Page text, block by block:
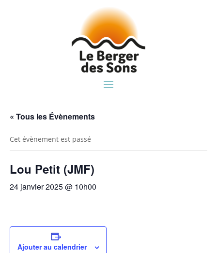
« Tous les Évènements
Cet évènement est passé
Lou Petit (JMF)
24 janvier 2025 @ 10h00
Ajouter au calendrier